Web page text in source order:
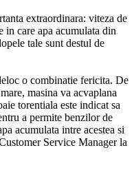
extraordinara: viteza de
in care apa acumulata din
tale sunt destul de
o combinatie fericita. De
masina va acvaplana
torentiala este indicat sa
a permite benzilor de
acumulata intre acestea si
Service Manager la